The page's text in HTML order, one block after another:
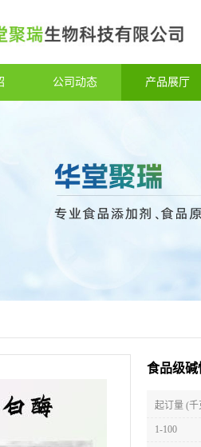
公司动态 产品展厅
食品级碱
起订量 (千
1-100